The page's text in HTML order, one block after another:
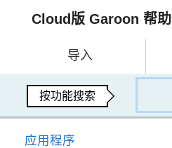
Cloud版 Garoon 帮助
导入
按功能搜索
应用程序